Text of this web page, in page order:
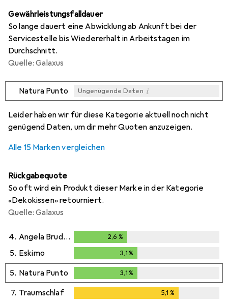
Gewährleistungsfalldauer
So lange dauert eine Abwicklung ab Ankunft bei der
Servicestelle bis Wiedererhalt in Arbeitstagen im
Durchschnitt.
Quelle: Galaxus
Natura Punto Ungenügende Daten i
Leider haben wir für diese Kategorie aktuell noch nicht
genügend Daten, um dir mehr Quoten anzuzeigen.
Alle 15 Marken vergleichen
Rückgabequote
So oft wird ein Produkt dieser Marke in der Kategorie
«Dekokissen» retourniert.
Quelle: Galaxus
4. Angela Bruderer 2,6 %
5. Eskimo 3,1 %
5. Natura Punto 3,1 %
7. Traumschlaf 5,1 %